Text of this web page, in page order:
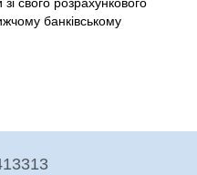
банківському